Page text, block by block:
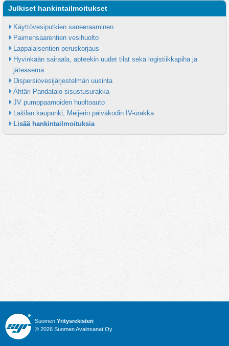
Julkiset hankintailmoitukset
Käyttövesiputkien saneeraaminen
Paimensaarentien vesihuolto
Lappalaisentien peruskorjaus
Hyvinkään sairaala, apteekin uudet tilat sekä logistiikkapiha ja
jäteasema
Dispersiovesijärjestelmän uusinta
Ähtäri Pandatalo sisustusurakka
JV pumppaamoiden huoltoauto
Laitilan kaupunki, Meijerin päiväkodin IV-urakka
Lisää hankintailmoituksia
Suomen Yritysrekisteri
© 2026 Suomen Avainsanat Oy